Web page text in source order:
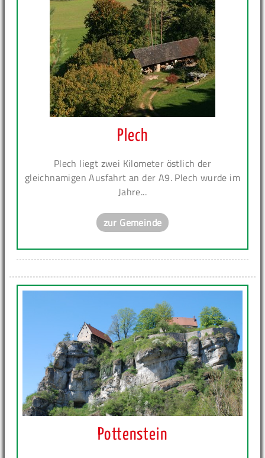
Plech
Plech liegt zwei Kilometer östlich der
gleichnamigen Ausfahrt an der A9. Plech wurde im
Jahre...
zur Gemeinde
Pottenstein